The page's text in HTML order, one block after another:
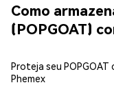
Como
(POPGOAT)
Proteja seu
Phemex